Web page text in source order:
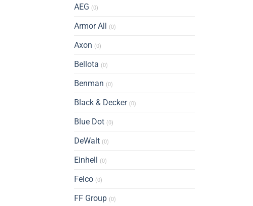
AEG (0)
Armor All (0)
Axon (0)
Bellota (0)
Benman (0)
Black & Decker (0)
Blue Dot (0)
DeWalt (0)
Einhell (0)
Felco (0)
FF Group (0)